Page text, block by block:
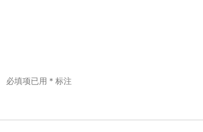
必填项已用 * 标注